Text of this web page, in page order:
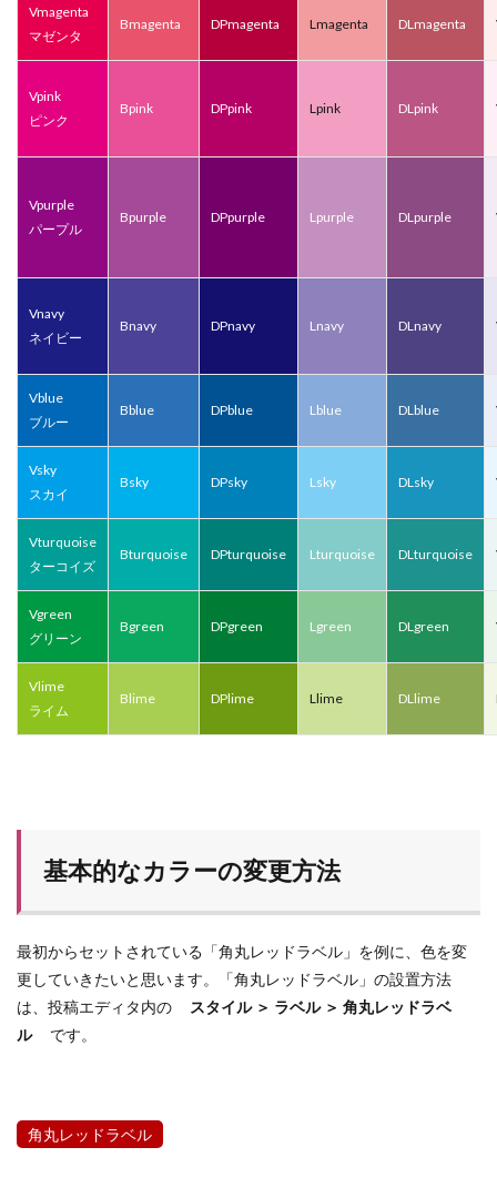
Vmagenta
マゼンタ
Bmagenta DPmagenta Lmagenta DLmagenta
Vpink
ピンク
Bpink DPpink Lpink DLpink
Vpurple
パープル
Bpurple DPpurple Lpurple DLpurple
Vnavy
ネイビー
Bnavy DPnavy Lnavy DLnavy
Vblue
ブルー
Bblue DPblue Lblue DLblue
Vsky
スカイ
Bsky DPsky Lsky DLsky
Vturquoise
ターコイズ
Bturquoise DPturquoise Lturquoise DLturquoise
Vgreen
グリーン
Bgreen DPgreen Lgreen DLgreen
Vlime
ライム
Blime DPlime Llime DLlime
基本的なカラーの変更方法
最初からセットされている「角丸レッドラベル」を例に、色を変
更していきたいと思います。「角丸レッドラベル」の設置方法
は、投稿エディタ内の
スタイル ＞ ラベル ＞ 角丸レッドラベ
ル
です。
角丸レッドラベル